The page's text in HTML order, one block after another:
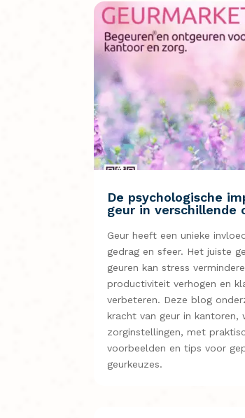
De psychologische
geur in verschillende
Geur heeft een unieke
gedrag en sfeer. Het juiste
geuren kan stress
productiviteit verhogen en
verbeteren. Deze blog
kracht van geur in kantoren,
zorginstellingen, met
voorbeelden en tips voor
geurkeuzes.